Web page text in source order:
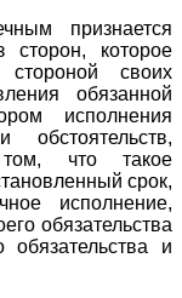
признается
сторон, которое
стороной своих
обязанной
исполнения
том, что такое
срок,
исполнение,
обязательства
обязательства и